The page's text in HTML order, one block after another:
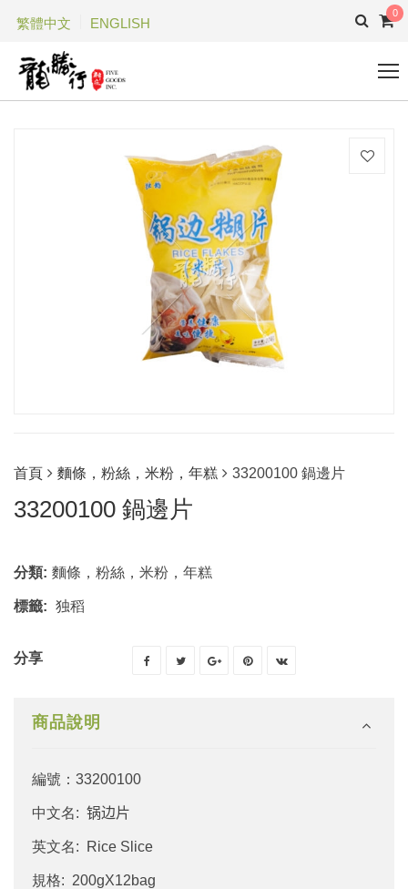
繁體中文 ENGLISH
0
首頁 麵條，粉絲，米粉，年糕 33200100 鍋邊片
33200100 鍋邊片
分類: 麵條，粉絲，米粉，年糕
標籤: 独稻
分享
商品說明
編號：33200100
中文名: 锅边片
英文名: Rice Slice
規格: 200gX12bag